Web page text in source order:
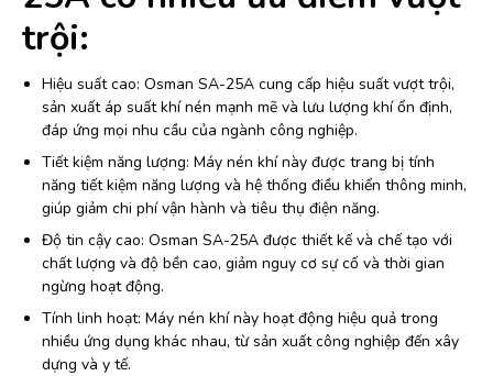
trội:
Hiệu suất cao: Osman SA-25A cung cấp hiệu suất vượt trội,
sản xuất áp suất khí nén mạnh mẽ và lưu lượng khí ổn định,
đáp ứng mọi nhu cầu của ngành công nghiệp.
Tiết kiệm năng lượng: Máy nén khí này được trang bị tính
năng tiết kiệm năng lượng và hệ thống điều khiển thông minh,
giúp giảm chi phí vận hành và tiêu thụ điện năng.
Độ tin cậy cao: Osman SA-25A được thiết kế và chế tạo với
chất lượng và độ bền cao, giảm nguy cơ sự cố và thời gian
ngừng hoạt động.
Tính linh hoạt: Máy nén khí này hoạt động hiệu quả trong
nhiều ứng dụng khác nhau, từ sản xuất công nghiệp đến xây
dựng và y tế.